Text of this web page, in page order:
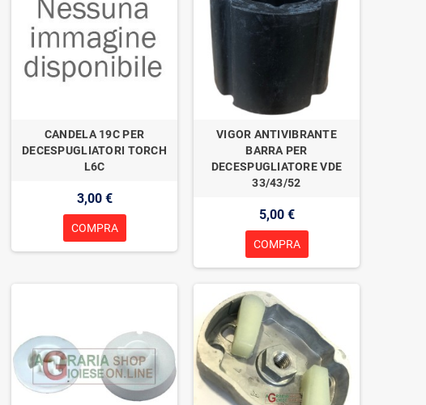
CANDELA 19C PER
DECESPUGLIATORI TORCH
L6C
3,00 €
COMPRA
VIGOR ANTIVIBRANTE
BARRA PER
DECESPUGLIATORE VDE
33/43/52
5,00 €
COMPRA